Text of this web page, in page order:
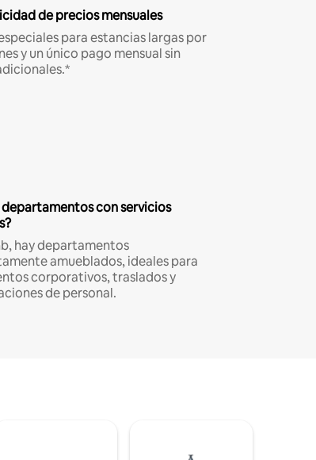
de precios mensuales
para estancias largas por
y un único pago mensual sin
departamentos con servicios
hay departamentos
amueblados, ideales para
corporativos, traslados y
de personal.